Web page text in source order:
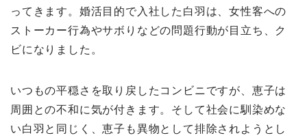
ってきます。婚活目的で入社した白羽は、女性客への
ストーカー行為やサボりなどの問題行動が目立ち、ク
ビになりました。
いつもの平穏さを取り戻したコンビニですが、恵子は
周囲との不和に気が付きます。そして社会に馴染めな
い白羽と同じく、恵子も異物として排除されようとし